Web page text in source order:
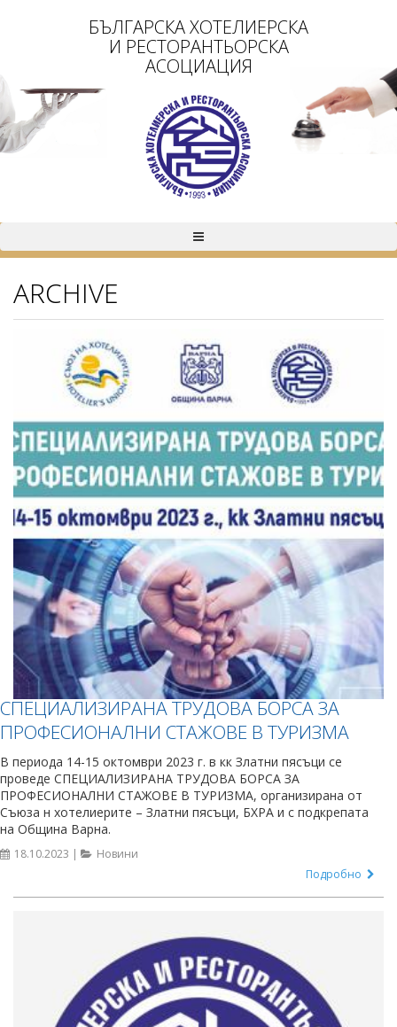
БЪЛГАРСКА ХОТЕЛИЕРСКА
И РЕСТОРАНТЬОРСКА
АСОЦИАЦИЯ
ARCHIVE
СПЕЦИАЛИЗИРАНА ТРУДОВА БОРСА ЗА
ПРОФЕСИОНАЛНИ СТАЖОВЕ В ТУРИЗМА
В периода 14-15 октомври 2023 г. в кк Златни пясъци се
проведе СПЕЦИАЛИЗИРАНА ТРУДОВА БОРСА ЗА
ПРОФЕСИОНАЛНИ СТАЖОВЕ В ТУРИЗМА, организирана от
Съюза н хотелиерите – Златни пясъци, БХРА и с подкрепата
на Община Варна.
18.10.2023 |
Новини
Подробно